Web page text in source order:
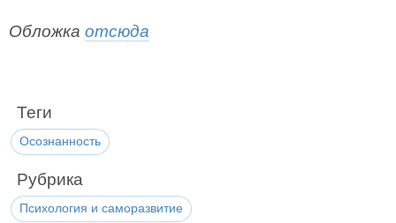
Обложка отсюда
Теги
Осознанность
Рубрика
Психология и саморазвитие